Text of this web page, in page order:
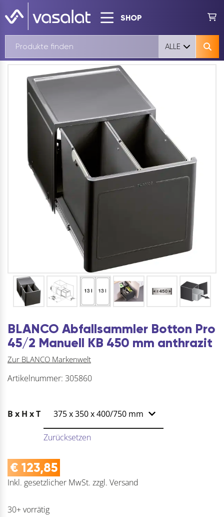
SHOP
ALLE
BLANCO Abfallsammler Botton Pro
45/2 Manuell KB 450 mm anthrazit
Zur BLANCO Markenwelt
Artikelnummer: 305860
B x H x T
Zurücksetzen
€ 123,85
Inkl. gesetzlicher MwSt. zzgl. Versand
30+ vorrätig